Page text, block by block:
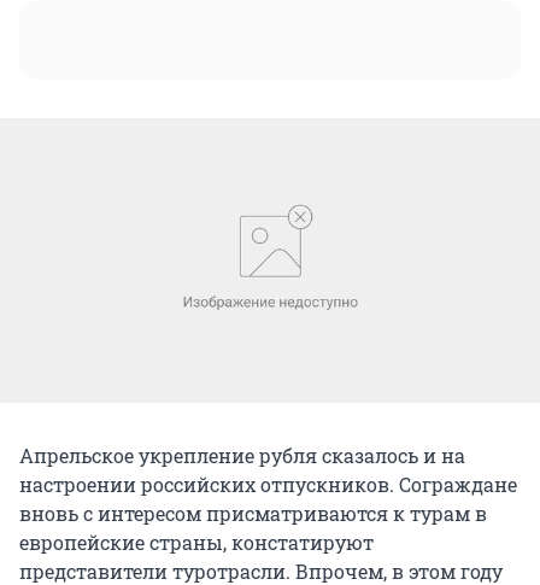
Апрельское укрепление рубля сказалось и на
настроении российских отпускников. Сограждане
вновь с интересом присматриваются к турам в
европейские страны, констатируют
представители туротрасли. Впрочем, в этом году